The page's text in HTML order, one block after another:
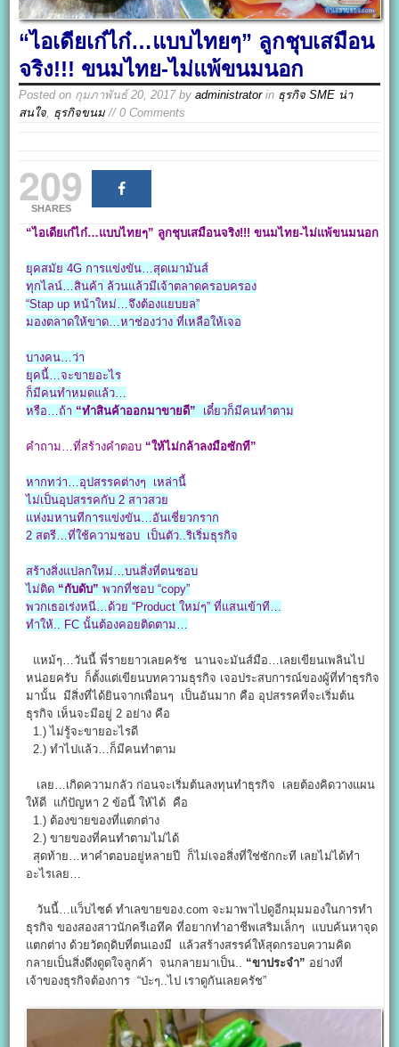
“ไอเดียเก๋ไก๋…แบบไทยๆ” ลูกชุบเสมือน
จริง!!! ขนมไทย-ไม่แพ้ขนมนอก
Posted on กุมภาพันธ์ 20, 2017byadministratorin ธุรกิจ SME น่า
สนใจ, ธุรกิจขนม // 0 Comments
209
SHARES
“ไอเดียเก๋ไก๋…แบบไทยๆ” ลูกชุบเสมือนจริง!!! ขนมไทย-ไม่แพ้ขนมนอก
ยุคสมัย 4G การแข่งขัน…สุดเมามันส์
ทุกไลน์…สินค้า ล้วนแล้วมีเจ้าตลาดครอบครอง
“Stap up หน้าใหม่…จึงต้องแยบยล”
มองตลาดให้ขาด…หาช่องว่าง ที่เหลือให้เจอ
บางคน…ว่า
ยุคนี้…จะขายอะไร
ก็มีคนทำหมดแล้ว…
หรือ…ถ้า “ทำสินค้าออกมาขายดี” เดี๋ยวก็มีคนทำตาม
คำถาม…ที่สร้างคำตอบ “ให้ไม่กล้าลงมือซักที”
หากทว่า…อุปสรรคต่างๆ เหล่านี้
ไม่เป็นอุปสรรคกับ 2 สาวสวย
แห่งมหานทีการแข่งขัน…อันเชี่ยวกราก
2 สตรี…ที่ใช้ความชอบ เป็นตัว..ริเริ่มธุรกิจ
สร้างสิ่งแปลกใหม่…บนสิ่งที่ตนชอบ
ไม่ติด “กับดับ” พวกที่ชอบ “copy”
พวกเธอเร่งหนี…ด้วย “Product ใหม่ๆ” ที่แสนเข้าที…
ทำให้.. FC นั้นต้องคอยติดตาม…
แหม้ๆ…วันนี้ พี่รายยาวเลยครัช นานจะมันส์มือ…เลยเขียนเพลินไป
หน่อยครับ ก็ตั้งแต่เขียนบทความธุรกิจ เจอประสบการณ์ของผู้ที่ทำธุรกิจ
มานั้น มีสิ่งที่ได้ยินจากเพื่อนๆ เป็นอันมาก คือ อุปสรรคที่จะเริ่มต้น
ธุรกิจ เห็นจะมีอยู่ 2 อย่าง คือ
1.) ไม่รู้จะขายอะไรดี
2.) ทำไปแล้ว…ก็มีคนทำตาม
เลย…เกิดความกลัว ก่อนจะเริ่มต้นลงทุนทำธุรกิจ เลยต้องคิดวางแผน
ให้ดี แก้ปัญหา 2 ข้อนี้ ให้ได้ คือ
1.) ต้องขายของที่แตกต่าง
2.) ขายของที่คนทำตามไม่ได้
สุดท้าย…หาคำตอบอยู่หลายปี ก็ไม่เจอสิ่งที่ใช่ซักกะที เลยไม่ได้ทำ
อะไรเลย…
วันนี้…เเว็บไซต์ ทำเลขายของ.com จะมาพาไปดูอีกมุมมองในการทำ
ธุรกิจ ของสองสาวนักครีเอทีค ที่อยากทำอาชีพเสริมเล็กๆ แบบค้นหาจุด
แตกต่าง ด้วยวัตถุดิบที่ตนเองมี แล้วสร้างสรรค์ให้สุดกรอบความคิด
กลายเป็นสิ่งดึงดูดใจลูกค้า จนกลายมาเป็น.. “ขาประจำ” อย่างที่
เจ้าของธุรกิจต้องการ “ป่ะๆ..ไป เราดูกันเลยครัช”